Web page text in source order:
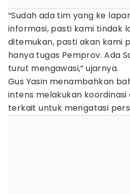
“Sudah ada tim yang ke
informasi, pasti kami tindak
ditemukan, pasti akan kami
hanya tugas Pemprov. Ada
turut mengawasi,” ujarnya.
Gus Yasin menambahkan
intens melakukan
terkait untuk mengatasi